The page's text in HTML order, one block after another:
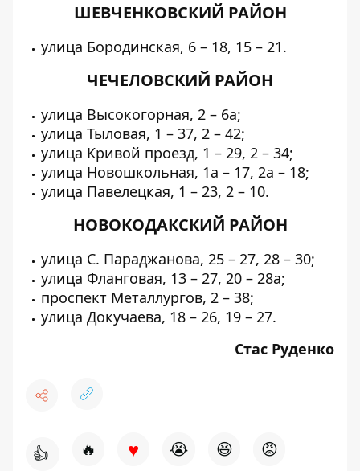
ШЕВЧЕНКОВСКИЙ РАЙОН
улица Бородинская, 6 – 18, 15 – 21.
ЧЕЧЕЛОВСКИЙ РАЙОН
улица Высокогорная, 2 – 6а;
улица Тыловая, 1 – 37, 2 – 42;
улица Кривой проезд, 1 – 29, 2 – 34;
улица Новошкольная, 1а – 17, 2а – 18;
улица Павелецкая, 1 – 23, 2 – 10.
НОВОКОДАКСКИЙ РАЙОН
улица С. Параджанова, 25 – 27, 28 – 30;
улица Фланговая, 13 – 27, 20 – 28а;
проспект Металлургов, 2 – 38;
улица Докучаева, 18 – 26, 19 – 27.
Стас Руденко
👍 🔥 ♥ 😭 😆 😡